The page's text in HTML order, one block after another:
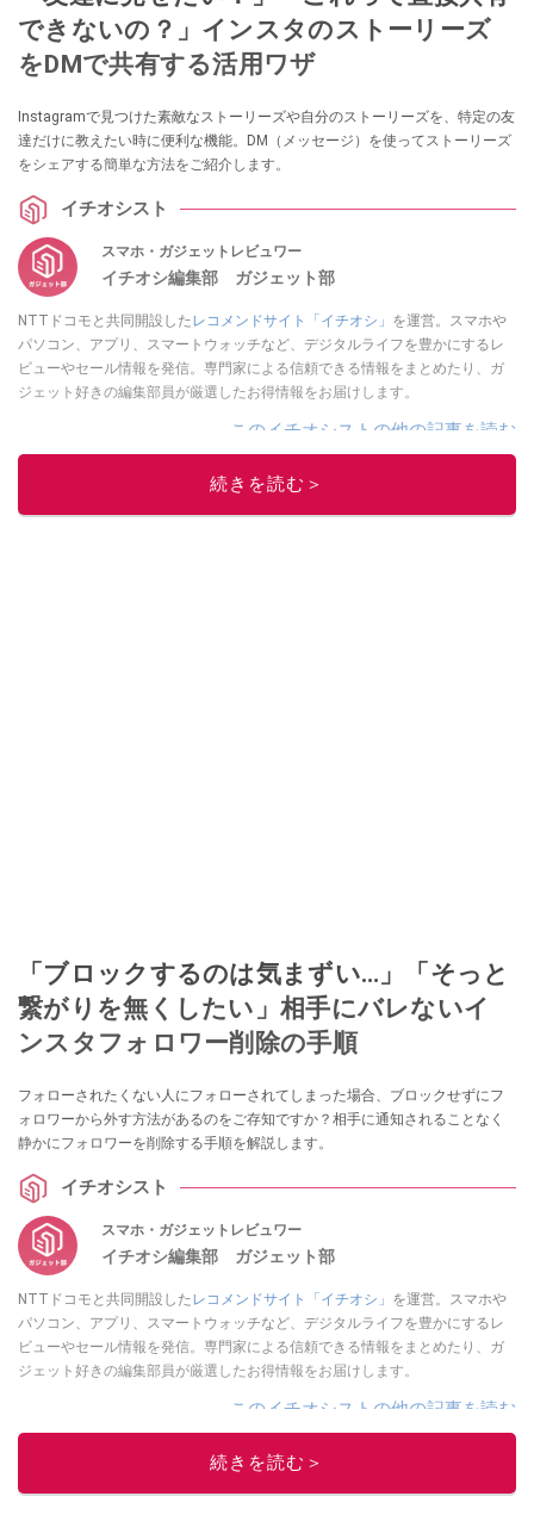
できないの？」インスタのストーリーズ
をDMで共有する活用ワザ
Instagramで見つけた素敵なストーリーズや自分のストーリーズを、特定の友
達だけに教えたい時に便利な機能。DM（メッセージ）を使ってストーリーズ
をシェアする簡単な方法をご紹介します。
イチオシスト
スマホ・ガジェットレビュワー
イチオシ編集部 ガジェット部
NTTドコモと共同開設した レコメンドサイト「イチオシ」 を運営。スマホや
パソコン、アプリ、スマートウォッチなど、デジタルライフを豊かにするレ
ビューやセール情報を発信。専門家による信頼できる情報をまとめたり、ガ
ジェット好きの編集部員が厳選したお得情報をお届けします。
このイチオシストの他の記事を読む
続きを読む＞
「ブロックするのは気まずい…」「そっと
繋がりを無くしたい」相手にバレないイ
ンスタフォロワー削除の手順
フォローされたくない人にフォローされてしまった場合、ブロックせずにフ
ォロワーから外す方法があるのをご存知ですか？相手に通知されることなく
静かにフォロワーを削除する手順を解説します。
イチオシスト
スマホ・ガジェットレビュワー
イチオシ編集部 ガジェット部
NTTドコモと共同開設した レコメンドサイト「イチオシ」 を運営。スマホや
パソコン、アプリ、スマートウォッチなど、デジタルライフを豊かにするレ
ビューやセール情報を発信。専門家による信頼できる情報をまとめたり、ガ
ジェット好きの編集部員が厳選したお得情報をお届けします。
このイチオシストの他の記事を読む
続きを読む＞